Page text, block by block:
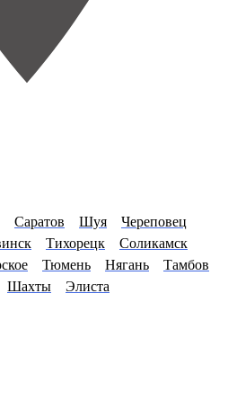
Саратов Шуя
Череповец
Тихорецк
Соликамск
Тюмень Нягань
Тамбов
Шахты Элиста